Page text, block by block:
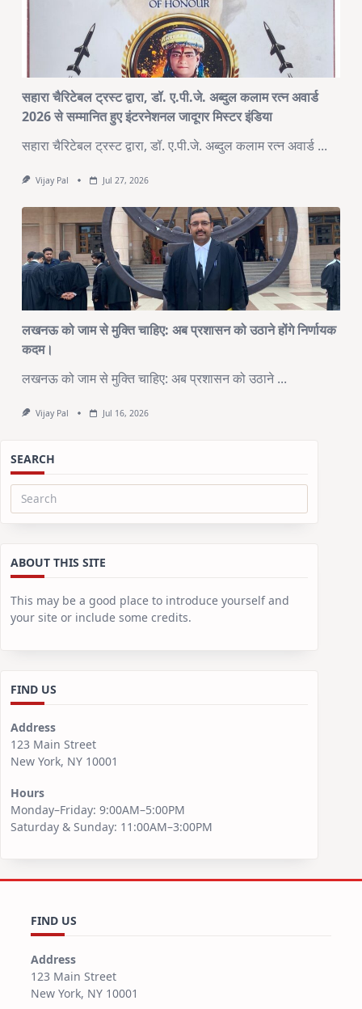
सहारा चैरिटेबल ट्रस्ट द्वारा, डॉ. ए.पी.जे. अब्दुल कलाम रत्न अवार्ड
2026 से सम्मानित हुए इंटरनेशनल जादूगर मिस्टर इंडिया
सहारा चैरिटेबल ट्रस्ट द्वारा, डॉ. ए.पी.जे. अब्दुल कलाम रत्न अवार्ड ...
Vijay Pal Jul 27, 2026
लखनऊ को जाम से मुक्ति चाहिए: अब प्रशासन को उठाने होंगे निर्णायक
कदम।
लखनऊ को जाम से मुक्ति चाहिए: अब प्रशासन को उठाने ...
Vijay Pal Jul 16, 2026
SEARCH
Search
ABOUT THIS SITE
This may be a good place to introduce yourself and
your site or include some credits.
FIND US
Address
123 Main Street
New York, NY 10001
Hours
Monday–Friday: 9:00AM–5:00PM
Saturday & Sunday: 11:00AM–3:00PM
FIND US
Address
123 Main Street
New York, NY 10001